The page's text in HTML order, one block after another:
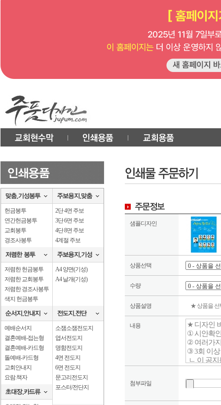
헌금봉투
연간헌금봉투
교회봉투
경조사봉투
저렴한 헌금봉투
저렴한 교회봉투
저렴한 경조사봉투
색지 헌금봉투
예배순서지
결혼예배-접는형
결혼예배-카드형
돌예배-카드형
교회안내지
요람.책자
2단 4면 주보
3단 6면 주보
4단 8면 주보
4계절 주보
A4 양면(기성)
A4 날개(기성)
소잼소잼전도지
엽서전도지
명함전도지
4면 전도지
6면 전도지
문고리전도지
포스터/전단지
샘플디자인
상품선택
수량
상품설명 ★ 상품을 선
내용
첨부파일